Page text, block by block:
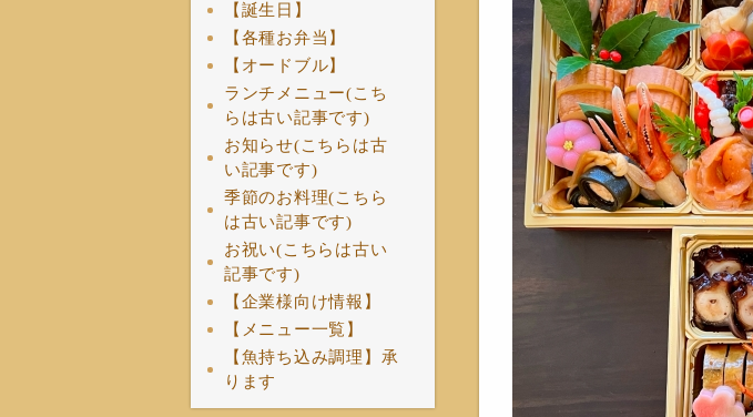
【誕生日】
【各種お弁当】
【オードブル】
ランチメニュー(こち
らは古い記事です)
お知らせ(こちらは古
い記事です)
季節のお料理(こちら
は古い記事です)
お祝い(こちらは古い
記事です)
【企業様向け情報】
【メニュー一覧】
【魚持ち込み調理】承
ります